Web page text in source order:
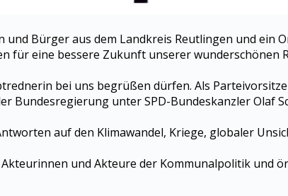
Bürger aus dem Landkreis Reutlingen und ein
für eine bessere Zukunft unserer wunderschönen
bei uns begrüßen dürfen. Als
unter SPD-Bundeskanzler Olaf
auf den Klimawandel, Kriege, globaler
und Akteure der Kommunalpolitik und